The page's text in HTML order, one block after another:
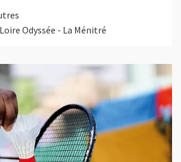
Odyssée - La Ménitré
l'évènement : Après-midi ludique : air